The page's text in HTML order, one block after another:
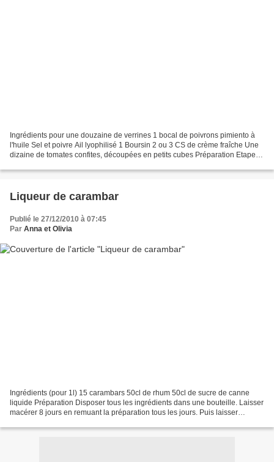
Ingrédients pour une douzaine de verrines 1 bocal de poivrons pimiento à
l'huile Sel et poivre Ail lyophilisé 1 Boursin 2 ou 3 CS de crème fraîche Une
dizaine de tomates confites, découpées en petits cubes Préparation Etape 1
Liqueur de carambar
Publié le 27/12/2010 à 07:45
Par Anna et Olivia
Ingrédients (pour 1l) 15 carambars 50cl de rhum 50cl de sucre de canne
liquide Préparation Disposer tous les ingrédients dans une bouteille. Laisser
macérer 8 jours en remuant la préparation tous les jours. Puis laisser